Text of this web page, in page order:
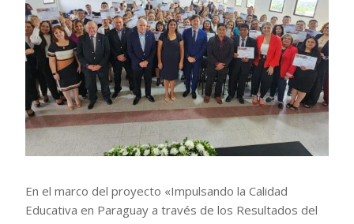
En el marco del proyecto «Impulsando la Calidad
Educativa en Paraguay a través de los Resultados del